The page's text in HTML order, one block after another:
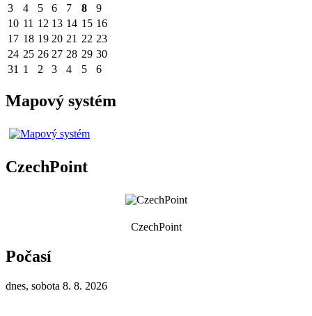
3
4 5 6 7 8
9
10 11 12 13 14 15 16
17 18 19 20 21 22 23
24 25 26 27 28 29 30
31 1 2 3 4 5 6
Mapový systém
CzechPoint
CzechPoint
Počasí
dnes, sobota 8. 8. 2026